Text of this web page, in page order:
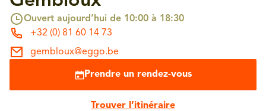
Ouvert aujourd’hui de 10:00 à 18:30
+32 (0) 81 60 14 73
gembloux@eggo.be
Prendre un rendez-vous
Trouver l’itinéraire